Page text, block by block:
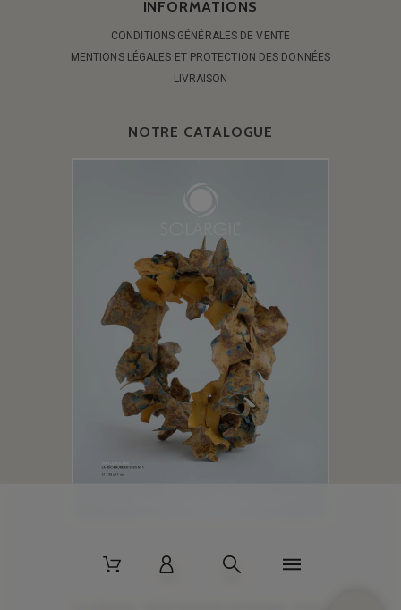
INFORMATIONS
CONDITIONS GÉNÉRALES DE VENTE
MENTIONS LÉGALES ET PROTECTION DES DONNÉES
LIVRAISON
NOTRE CATALOGUE